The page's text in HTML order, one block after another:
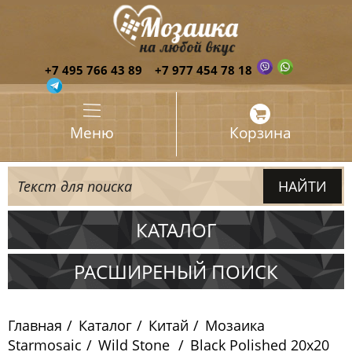
+7 495 766 43 89 +7 977 454 78 18
Меню Корзина
КАТАЛОГ
Испания
Китай
РАСШИРЕНЫЙ ПОИСК
Главная Каталог Китай
Мозаика
Starmosaic
Wild Stone
Black Polished 20х20